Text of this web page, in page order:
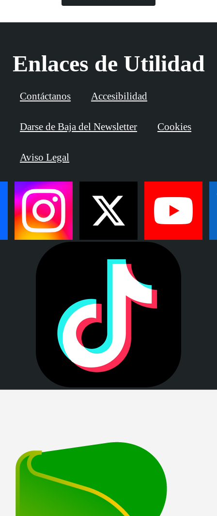
Enlaces de Utilidad
Contáctanos Accesibilidad
Darse de Baja del Newsletter Cookies
Aviso Legal